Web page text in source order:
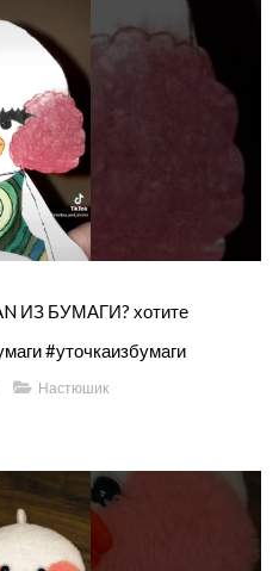
ИЗ БУМАГИ? хотите
#уточкаизбумаги
Настюшик